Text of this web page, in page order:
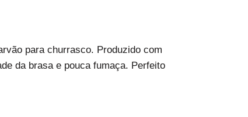
para churrasco. Produzido com
da brasa e pouca fumaça. Perfeito